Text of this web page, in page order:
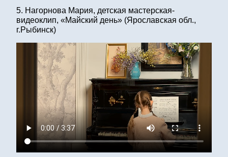
5. Нагорнова Мария, детская мастерская-
видеоклип, «Майский день» (Ярославская обл.,
г.Рыбинск)